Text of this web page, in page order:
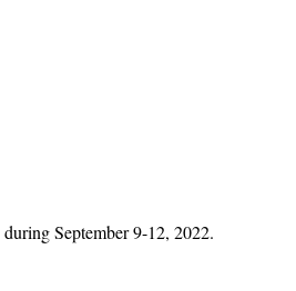
during September 9-12, 2022.